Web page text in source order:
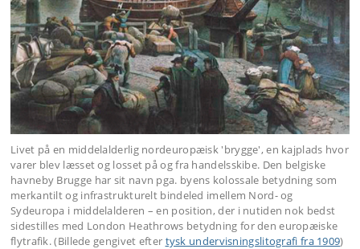
Livet på en middelalderlig nordeuropæisk 'brygge', en kajplads hvor
varer blev læsset og losset på og fra handelsskibe. Den belgiske
havneby Brugge har sit navn pga. byens kolossale betydning som
merkantilt og infrastrukturelt bindeled imellem Nord- og
Sydeuropa i middelalderen – en position, der i nutiden nok bedst
sidestilles med London Heathrows betydning for den europæiske
flytrafik. (Billede gengivet efter tysk undervisningslitografi fra 1909)